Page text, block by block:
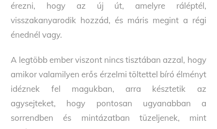
érezni, hogy az új út, amelyre ráléptél,
visszakanyarodik hozzád, és máris megint a régi
énednél vagy.
A legtöbb ember viszont nincs tisztában azzal, hogy
amikor valamilyen erős érzelmi töltettel bíró élményt
idéznek fel magukban, arra késztetik az
agysejteket, hogy pontosan ugyanabban a
sorrendben és mintázatban tüzeljenek, mint